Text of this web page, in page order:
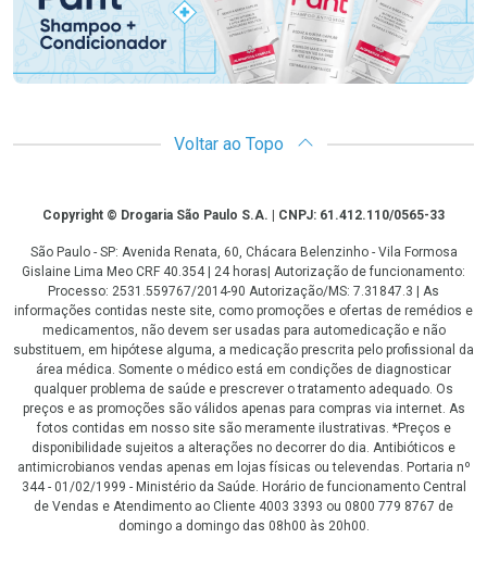
Voltar ao Topo
CopyrightCopyright © Drogaria São Paulo S.A. | CNPJ: 61.412.110/0565-33
São Paulo - SP: Avenida Renata, 60, Chácara Belenzinho - Vila Formosa
Gislaine Lima Meo CRF 40.354 | 24 horas| Autorização de funcionamento:
Processo: 2531.559767/2014-90 Autorização/MS: 7.31847.3 | As
informações contidas neste site, como promoções e ofertas de remédios e
medicamentos, não devem ser usadas para automedicação e não
substituem, em hipótese alguma, a medicação prescrita pelo profissional da
área médica. Somente o médico está em condições de diagnosticar
qualquer problema de saúde e prescrever o tratamento adequado. Os
preços e as promoções são válidos apenas para compras via internet. As
fotos contidas em nosso site são meramente ilustrativas. *Preços e
disponibilidade sujeitos a alterações no decorrer do dia. Antibióticos e
antimicrobianos vendas apenas em lojas físicas ou televendas. Portaria nº
344 - 01/02/1999 - Ministério da Saúde. Horário de funcionamento Central
de Vendas e Atendimento ao Cliente 4003 3393 ou 0800 779 8767 de
domingo a domingo das 08h00 às 20h00.